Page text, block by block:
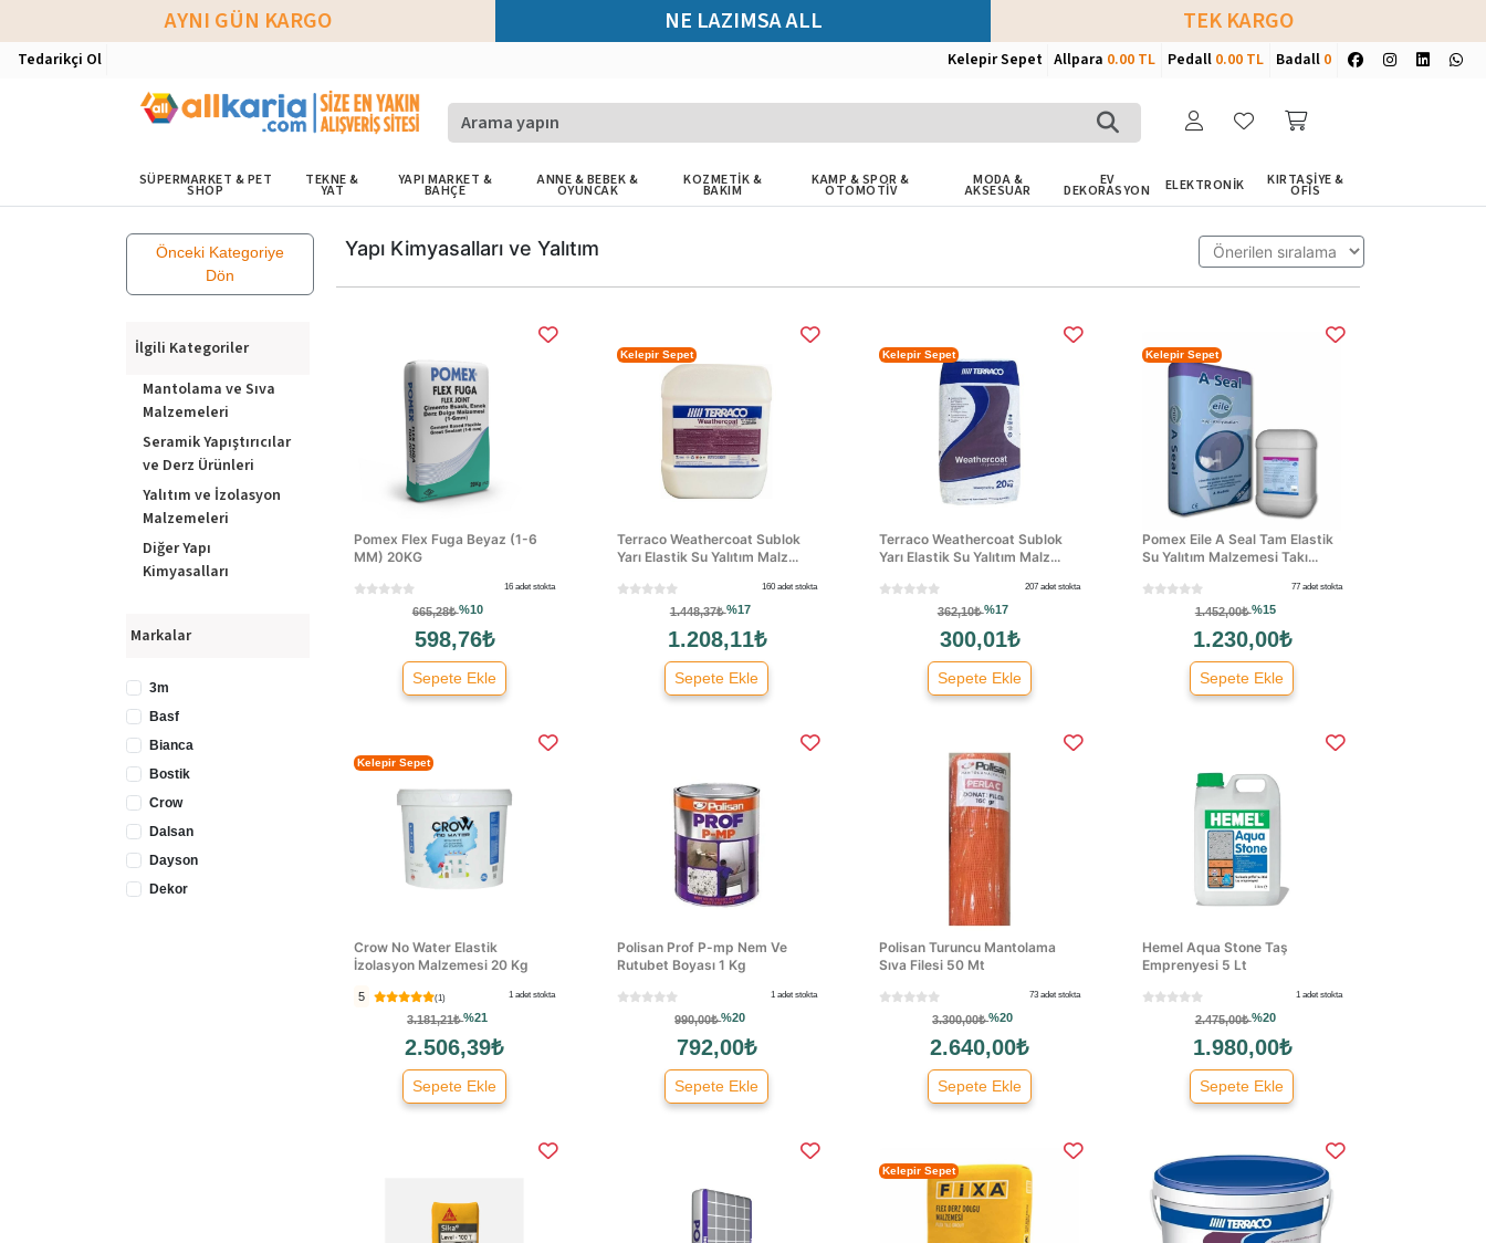
AYNI GÜN KARGO NE LAZIMSA ALL TEK KARGO
Tedarikçi Ol Kelepir Sepet Allpara 0.00 TL Pedall 0.00 TL Badall 0
SÜPERMARKET & PET
SHOP
TEKNE &
YAT
YAPI MARKET &
BAHÇE
ANNE & BEBEK &
OYUNCAK
KOZMETİK &
BAKIM
KAMP & SPOR &
OTOMOTİV
MODA &
AKSESUAR
EV
DEKORASYON ELEKTRONİK KIRTASİYE &
OFİS
Önceki Kategoriye
Dön
İlgili Kategoriler
Mantolama ve Sıva
Malzemeleri
Seramik Yapıştırıcılar
ve Derz Ürünleri
Yalıtım ve İzolasyon
Malzemeleri
Diğer Yapı
Kimyasalları
Markalar
3m
Basf
Bianca
Bostik
Crow
Dalsan
Dayson
Dekor
Yapı Kimyasalları ve Yalıtım
Pomex Flex Fuga Beyaz (1-6
MM) 20KG
16 adet stokta
665,28₺%10
598,76₺
Sepete Ekle
Terraco Weathercoat Sublok
Yarı Elastik Su Yalıtım Malz...
Kelepir Sepet
160 adet stokta
1.448,37₺%17
1.208,11₺
Sepete Ekle
Terraco Weathercoat Sublok
Yarı Elastik Su Yalıtım Malz...
Kelepir Sepet
207 adet stokta
362,10₺%17
300,01₺
Sepete Ekle
Pomex Eile A Seal Tam Elastik
Su Yalıtım Malzemesi Takı...
Kelepir Sepet
77 adet stokta
1.452,00₺%15
1.230,00₺
Sepete Ekle
Crow No Water Elastik
İzolasyon Malzemesi 20 Kg
Kelepir Sepet
5 (1) 1 adet stokta
3.181,21₺%21
2.506,39₺
Sepete Ekle
Polisan Prof P-mp Nem Ve
Rutubet Boyası 1 Kg
1 adet stokta
990,00₺%20
792,00₺
Sepete Ekle
Polisan Turuncu Mantolama
Sıva Filesi 50 Mt
73 adet stokta
3.300,00₺%20
2.640,00₺
Sepete Ekle
Hemel Aqua Stone Taş
Emprenyesi 5 Lt
1 adet stokta
2.475,00₺%20
1.980,00₺
Sepete Ekle
Kelepir Sepet